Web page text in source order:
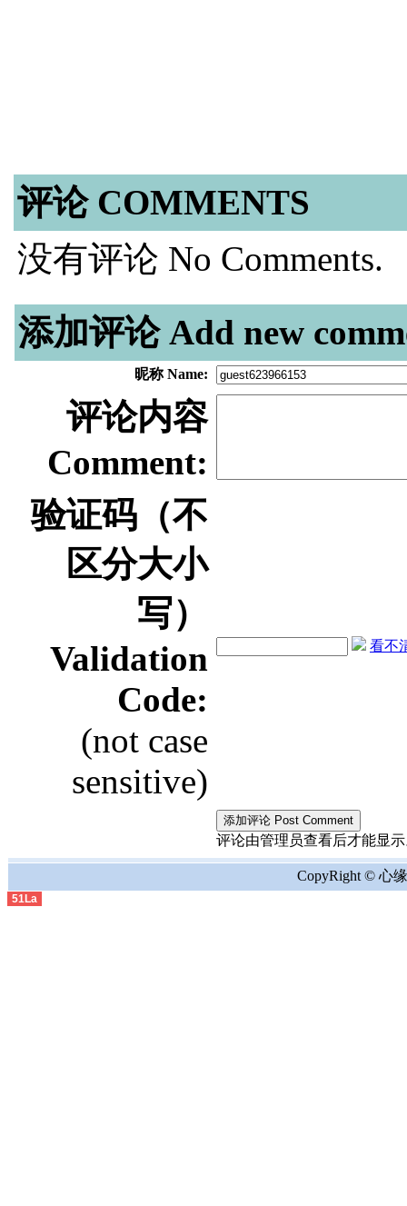
评论 COMMENTS
没有评论 No Comments.
添加评论 Add new
昵称 Name:
评论内容
Comment:
验证码（不
区分大小
写）
Validation
Code:
(not case
sensitive)
看不
评论由管理员查看后才能显示
CopyRight © 心
51La